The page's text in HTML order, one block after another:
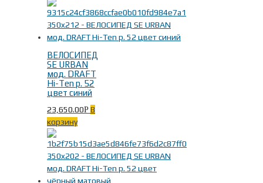
Трековые велосипеды (1)
Туристические велосипеды (26)
Фикс(12)
Шоссейные велосипеды
Fuji(224)
SE-BIKES
ВЕЛОСИПЕД
SE URBAN
мод. DRAFT
Hi-Ten р. 52
цвет синий
23,650.00Р В
корзину